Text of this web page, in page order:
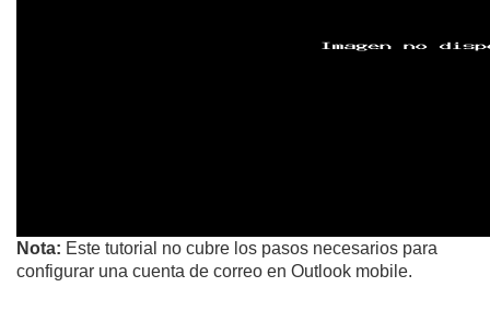
Nota: Este tutorial no cubre los pasos necesarios para
configurar una cuenta de correo en Outlook mobile.